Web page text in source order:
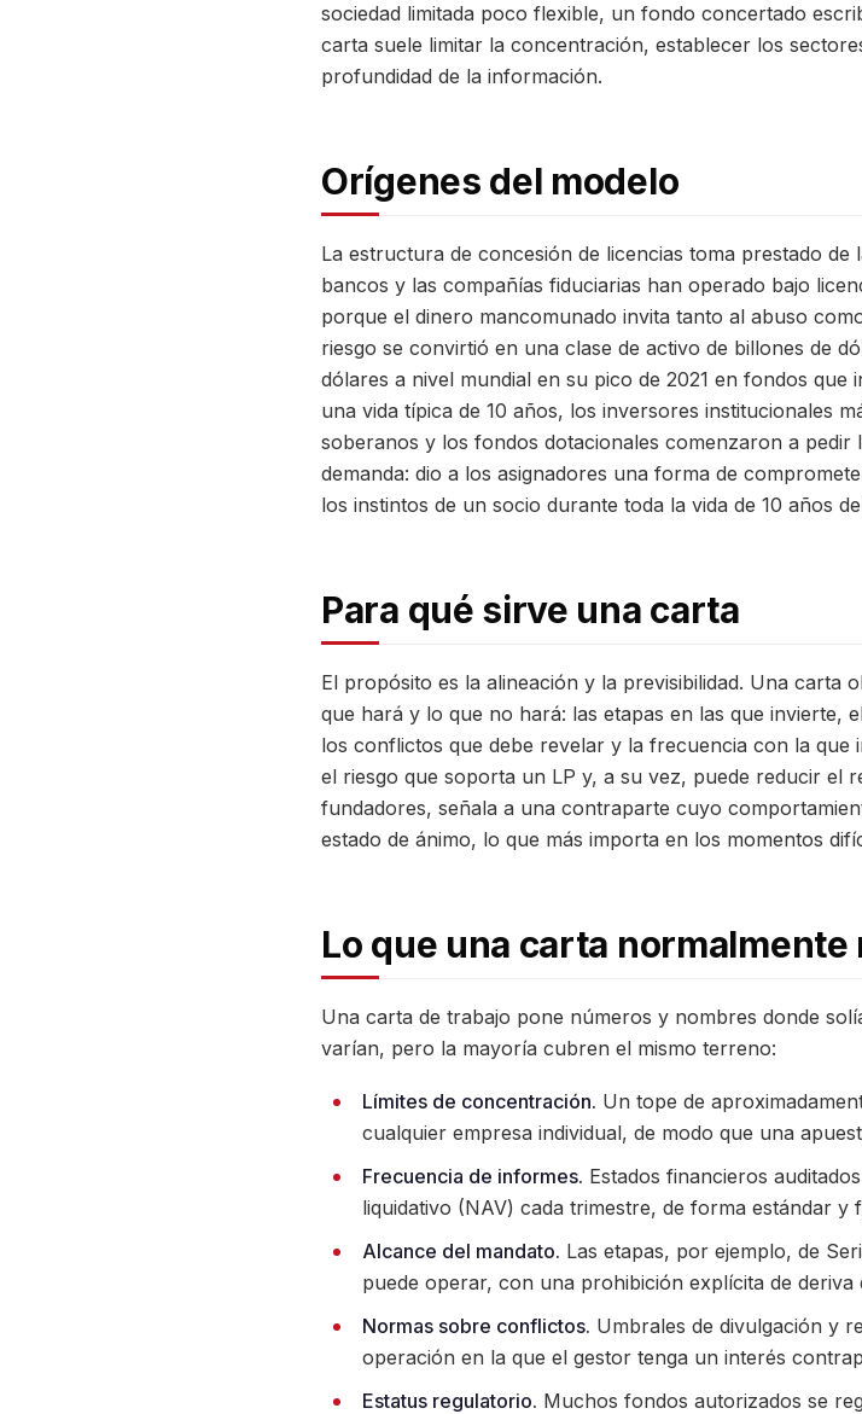
sociedad limitada poco flexible, un fondo concertado
carta suele limitar la concentración, establecer los
profundidad de la información.
Orígenes del modelo
La estructura de concesión de licencias toma prestado de
bancos y las compañías fiduciarias han operado bajo
porque el dinero mancomunado invita tanto al abuso
riesgo se convirtió en una clase de activo de billones de
dólares a nivel mundial en su pico de 2021 en fondos
una vida típica de 10 años, los inversores institucionales
soberanos y los fondos dotacionales comenzaron a pedir
demanda: dio a los asignadores una forma de
los instintos de un socio durante toda la vida de 10 años
Para qué sirve una carta
El propósito es la alineación y la previsibilidad. Una carta
que hará y lo que no hará: las etapas en las que invierte,
los conflictos que debe revelar y la frecuencia con la que
el riesgo que soporta un LP y, a su vez, puede reducir el
fundadores, señala a una contraparte cuyo
estado de ánimo, lo que más importa en los momentos
Lo que una carta normalmente
Una carta de trabajo pone números y nombres donde
varían, pero la mayoría cubren el mismo terreno:
Límites de concentración. Un tope de
cualquier empresa individual, de modo que una
Frecuencia de informes. Estados financieros
liquidativo (NAV) cada trimestre, de forma estándar y
Alcance del mandato. Las etapas, por ejemplo, de
puede operar, con una prohibición explícita de deriva
Normas sobre conflictos. Umbrales de divulgación y
operación en la que el gestor tenga un interés
Estatus regulatorio. Muchos fondos autorizados se